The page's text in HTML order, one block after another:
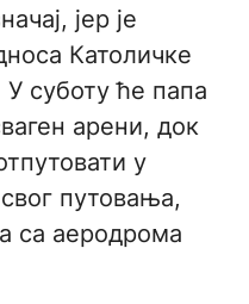
јер је
Католичке
суботу ће папа
арени, док
у
путовања,
са аеродрома